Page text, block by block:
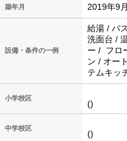
築年月 2019年9月
設備・条件の一例
給湯 / バ
洗面台 /
ー / フロ
ン / オー
テムキッ
小学校区
()
中学校区
()